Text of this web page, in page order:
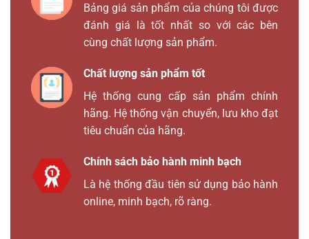
Bảng giá sản phẩm của chúng tôi được
đánh giá là tốt nhất so với các bên
cùng chất lượng sản phẩm.
Chất lượng sản phẩm tốt
Hệ thống cung cấp sản phẩm chính
hãng. Hệ thống vận chuyển, lưu kho đạt
tiêu chuẩn của hãng.
Chính sách bảo hành minh bạch
Là hệ thống đầu tiên sử dụng bảo hành
online, minh bạch, rõ ràng.